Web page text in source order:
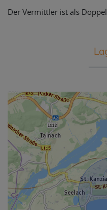
Der Vermittler ist als